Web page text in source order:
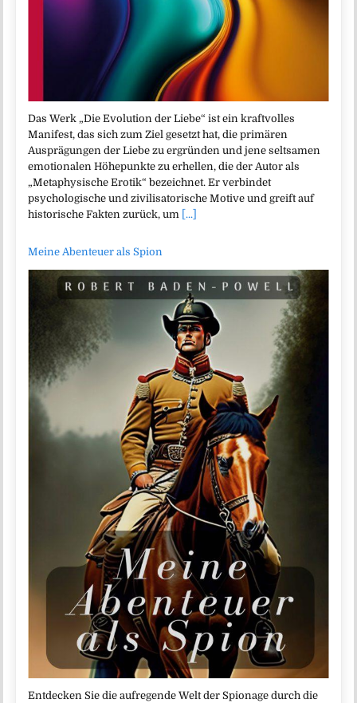
Das Werk „Die Evolution der Liebe“ ist ein kraftvolles
Manifest, das sich zum Ziel gesetzt hat, die primären
Ausprägungen der Liebe zu ergründen und jene seltsamen
emotionalen Höhepunkte zu erhellen, die der Autor als
„Metaphysische Erotik“ bezeichnet. Er verbindet
psychologische und zivilisatorische Motive und greift auf
historische Fakten zurück, um [...]
Meine Abenteuer als Spion
Entdecken Sie die aufregende Welt der Spionage durch die